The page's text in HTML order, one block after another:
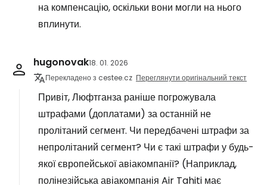
на компенсацію, оскільки вони могли на нього
вплинути.
hugonovak18. 01. 2026
Перекладено з cestee.cz Переглянути оригінальний текст
Привіт, Люфтганза раніше погрожувала
штрафами (доплатами) за останній не
пролітаний сегмент. Чи передбачені штрафи за
непролітаний сегмент? Чи є такі штрафи у будь-
якої європейської авіакомпанії? (Наприклад,
полінезійська авіакомпанія Air Tahiti має